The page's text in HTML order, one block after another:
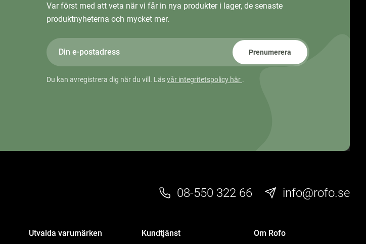
Var först med att veta när vi får in nya produkter i lager, de senaste
produktnyheterna och mycket mer.
Prenumerera
Du kan avregistrera dig när du vill. Läsvår integritetspolicy här .
08-550 322 66 info@rofo.se
Utvalda varumärken
Kundtjänst
Om Rofo